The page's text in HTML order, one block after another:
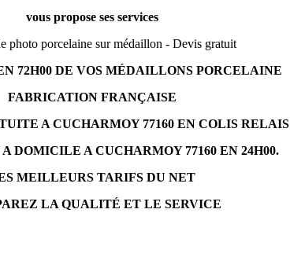
vous propose ses services
photo porcelaine sur médaillon - Devis gratuit
72H00 DE VOS MÉDAILLONS PORCELAINE
FABRICATION FRANÇAISE
A CUCHARMOY 77160 EN COLIS RELAIS
DOMICILE A CUCHARMOY 77160 EN 24H00.
MEILLEURS TARIFS DU NET
LA QUALITÉ ET LE SERVICE